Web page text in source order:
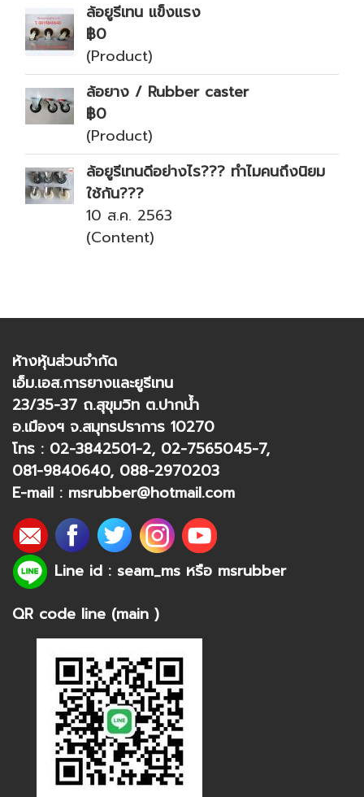
ล้อยูรีเทน แข็งแรง
฿0
(Product)
ล้อยาง / Rubber caster
฿0
(Product)
ล้อยูรีเทนดีอย่างไร??? ทำไมคนถึงนิยม
ใช้กัน???
10 ส.ค. 2563
(Content)
ห้างหุ้นส่วนจำกัด
เอ็ม.เอส.การยางและยูรีเทน
23/35-37 ถ.สุขุมวิท ต.ปากน้ำ
อ.เมืองฯ จ.สมุทรปราการ 10270
โทร : 02-3842501-2, 02-7565045-7,
081-9840640, 088-2970203
E-mail : msrubber@hotmail.com
Line id : seam_ms หรือ msrubber
QR code line (main )